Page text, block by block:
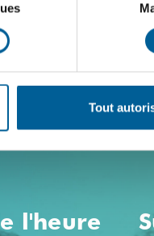
Tout
l'heure